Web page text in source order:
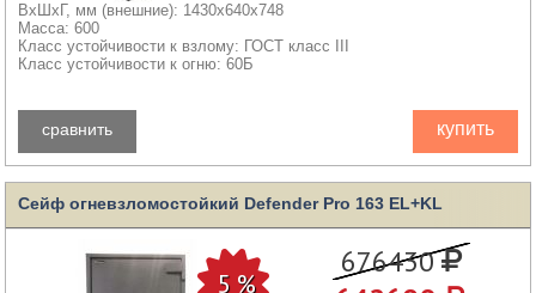
ВхШхГ, мм (внешние): 1430x640x748
Масса: 600
Класс устойчивости к взлому: ГОСТ класс III
Класс устойчивости к огню: 60Б
купить
сравнить
Сейф огневзломостойкий Defender Pro 163 EL+KL
676430